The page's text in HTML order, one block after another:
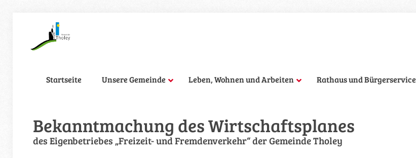
Startseite Unsere Gemeinde Leben, Wohnen und Arbeiten Rathaus und Bürgerservice
Bekanntmachung des Wirtschaftsplanes
des Eigenbetriebes „Freizeit- und Fremdenverkehr“ der Gemeinde Tholey